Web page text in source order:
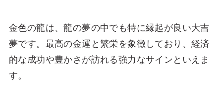
金色の龍は、龍の夢の中でも特に縁起が良い大吉
夢です。最高の金運と繁栄を象徴しており、経済
的な成功や豊かさが訪れる強力なサインといえま
す。